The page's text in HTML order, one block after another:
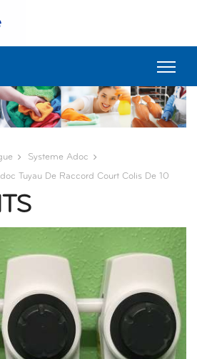
Systeme Adoc
Tuyau De Raccord Court Colis De 10